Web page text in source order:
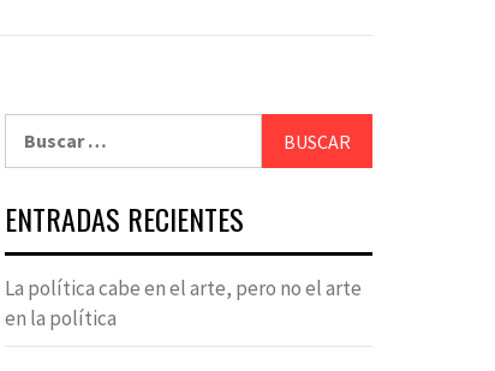
ENTRADAS RECIENTES
La política cabe en el arte, pero no el arte
en la política